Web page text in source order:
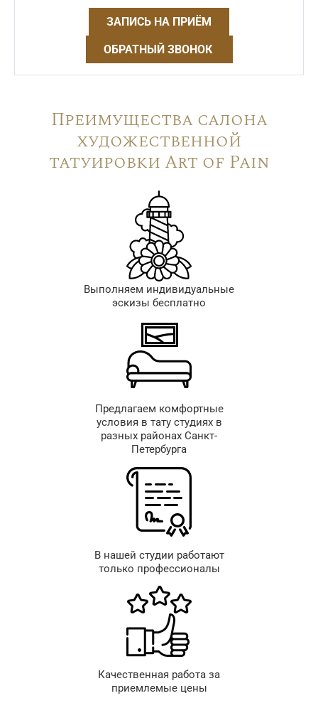
ЗАПИСЬ НА ПРИЁМ
ОБРАТНЫЙ ЗВОНОК
Преимущества салона
художественной
татуировки Art of Pain
Выполняем индивидуальные
эскизы бесплатно
Предлагаем комфортные
условия в тату студиях в
разных районах Санкт-
Петербурга
В нашей студии работают
только профессионалы
Качественная работа за
приемлемые цены